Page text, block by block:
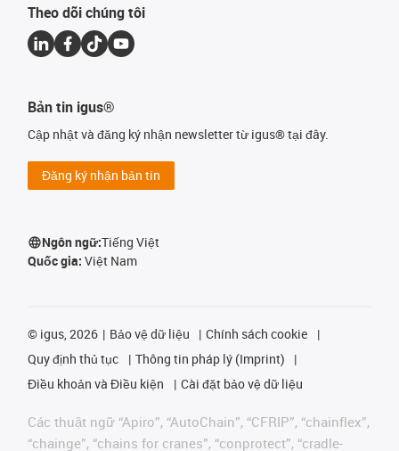
Theo dõi chúng tôi
Bản tin igus®
Cập nhật và đăng ký nhận newsletter từ igus® tại đây.
Đăng ký nhận bản tin
Ngôn ngữ:Tiếng Việt
Quốc gia: Việt Nam
© igus, 2026 Bảo vệ dữ liệu
Chính sách cookie
Quy định thủ tục
Thông tin pháp lý (Imprint)
Điều khoản và Điều kiện
Cài đặt bảo vệ dữ liệu
Các thuật ngữ “Apiro”, “AutoChain”, “CFRIP”, “chainflex”,
“chainge”, “chains for cranes”, “conprotect”, “cradle-